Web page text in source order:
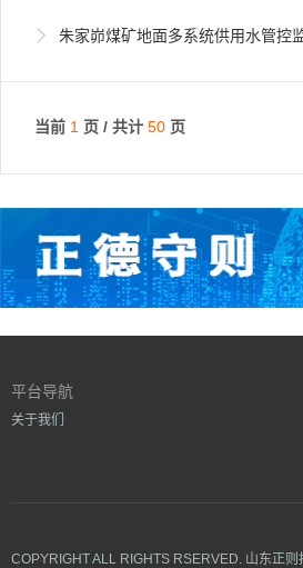
 朱家峁煤矿地面多系统供用水管控
当前 1 页 / 共计 50 页
平台导航
关于我们
COPYRIGHT ALL RIGHTS RSERVED. 山东正